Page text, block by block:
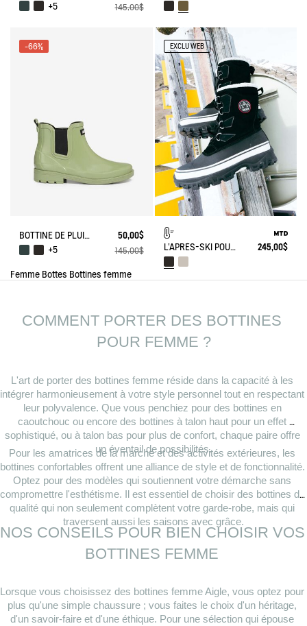
+5 145,00$
BOTTINE DE PLUIE CARVILLE 50,00$
-66%
+5 145,00$
EXCLU WEB
L'APRÈS-SKI POUR HOMME IDÉAL 245,00$
Femme Bottes Bottines femme
COMMENT PORTER DES BOTTINES
POUR FEMME ?
L'art de porter des bottines femme réside dans la capacité à les
intégrer harmonieusement à votre style personnel tout en respectant
leur polyvalence. Que vous penchiez pour des bottines en
caoutchouc ou encore des bottines à talon haut pour un effet
sophistiqué, ou à talon bas pour plus de confort, chaque paire offre
un éventail de possibilités.
Pour les amatrices de la marche et des activités extérieures, les
bottines confortables offrent une alliance de style et de fonctionnalité.
Optez pour des modèles qui soutiennent votre démarche sans
compromettre l'esthétisme. Il est essentiel de choisir des bottines de
qualité qui non seulement complètent votre garde-robe, mais qui
traversent aussi les saisons avec grâce.
NOS CONSEILS POUR BIEN CHOISIR VOS
BOTTINES FEMME
Lorsque vous choisissez des bottines femme Aigle, vous optez pour
plus qu'une simple chaussure ; vous faites le choix d'un héritage,
d'un savoir-faire et d'une éthique. Pour une sélection qui épouse